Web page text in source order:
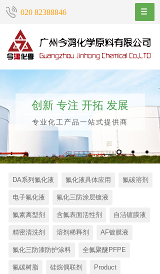
020 82388846
创新 专注 开拓 发展
专业化工产品一站式提供商
DA系列氟化液 氟化液具体应用 氟碳溶剂
电子氟化液 氟化三防涂层镀液
氟素离型剂 含氟表面活性剂 自洁镀膜液
精密清洗剂 溶剂稀释剂 AF镀膜液
氟化三防漆防护涂料 全氟聚醚PFPE
氟碳树脂 硅烷偶联剂 Product